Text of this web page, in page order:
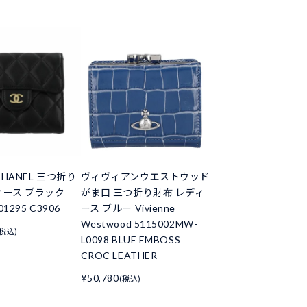
三つ折り
ス ブラック
C3906
込)
ヴィヴィアンウエストウッド
がま口 三つ折り財布 レディ
ース ブルー Vivienne
Westwood 5115002MW-
L0098 BLUE EMBOSS
CROC LEATHER
¥50,780(税込)